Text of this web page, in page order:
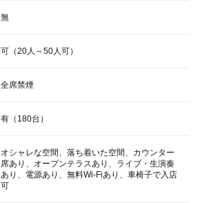
無
可（20人～50人可）
全席禁煙
有（180台）
オシャレな空間、落ち着いた空間、カウンター
席あり、オープンテラスあり、ライブ・生演奏
あり、電源あり、無料Wi-Fiあり、車椅子で入店
可